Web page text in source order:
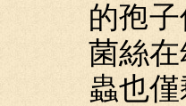
的孢
菌絲
蟲也